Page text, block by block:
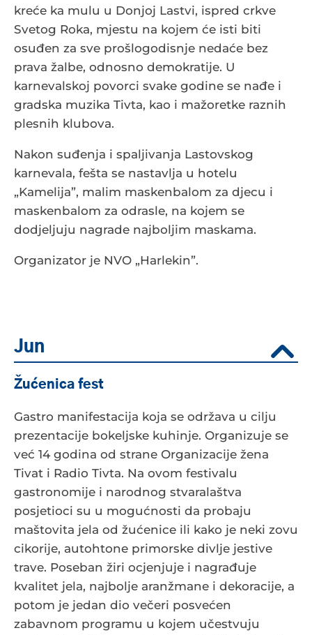
kreće ka mulu u Donjoj Lastvi, ispred crkve
Svetog Roka, mjestu na kojem će isti biti
osuđen za sve prošlogodisnje nedaće bez
prava žalbe, odnosno demokratije. U
karnevalskoj povorci svake godine se nađe i
gradska muzika Tivta, kao i mažoretke raznih
plesnih klubova.
Nakon suđenja i spaljivanja Lastovskog
karnevala, fešta se nastavlja u hotelu
„Kamelija”, malim maskenbalom za djecu i
maskenbalom za odrasle, na kojem se
dodjeljuju nagrade najboljim maskama.
Organizator je NVO „Harlekin”.
Jun
Žućenica fest
Gastro manifestacija koja se održava u cilju
prezentacije bokeljske kuhinje. Organizuje se
već 14 godina od strane Organizacije žena
Tivat i Radio Tivta. Na ovom festivalu
gastronomije i narodnog stvaralaštva
posjetioci su u mogućnosti da probaju
maštovita jela od žućenice ili kako je neki zovu
cikorije, autohtone primorske divlje jestive
trave. Poseban žiri ocjenjuje i nagrađuje
kvalitet jela, najbolje aranžmane i dekoracije, a
potom je jedan dio večeri posvećen
zabavnom programu u kojem učestvuju